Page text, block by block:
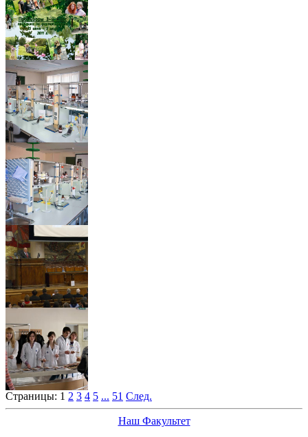
Страницы: 1 2 3 4 5 ... 51 След.
Наш Факультет